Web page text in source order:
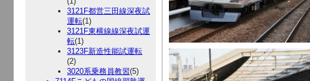
3121F都営三田線深夜試
運転(1)
3121F東横線線深夜試運
転(1)
3123F新造性能試運転
(2)
3020系乗務員教習(5)